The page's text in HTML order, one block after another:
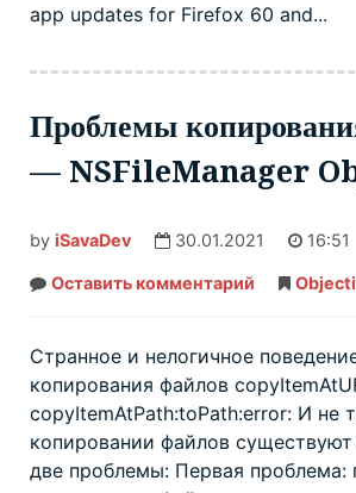
app updates for Firefox 60 and...
Проблемы
— NSFileManager
by iSavaDev 30.01.2021 16:51
Оставить комментарий Проблемы
Objective
C
Странное и нелогичное
копирования файлов
copyItemAtPath:toPath:error: И не
копировании файлов
две проблемы: Первая проблема: